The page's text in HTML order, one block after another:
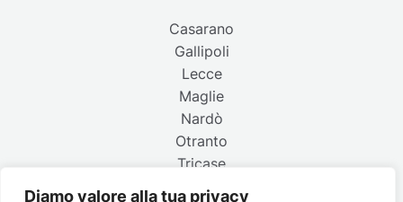
Diamo valore alla tua privacy
Casarano
Gallipoli
Lecce
Maglie
Nardò
Otranto
Tricase